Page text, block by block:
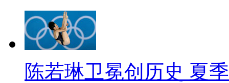
陈若琳卫冕创历史 夏